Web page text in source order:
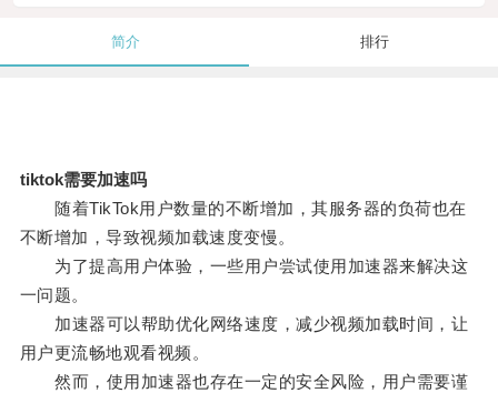
简介 排行
tiktok需要加速吗
随着TikTok用户数量的不断增加，其服务器的负荷也在
不断增加，导致视频加载速度变慢。
为了提高用户体验，一些用户尝试使用加速器来解决这
一问题。
加速器可以帮助优化网络速度，减少视频加载时间，让
用户更流畅地观看视频。
然而，使用加速器也存在一定的安全风险，用户需要谨